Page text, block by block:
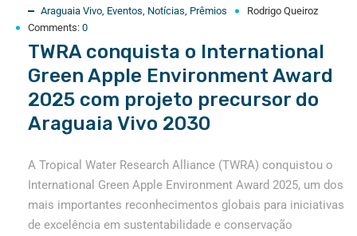
Araguaia Vivo, Eventos, Notícias, Prêmios
Rodrigo Queiroz
Comments: 0
TWRA conquista o International
Green Apple Environment Award
2025 com projeto precursor do
Araguaia Vivo 2030
A Tropical Water Research Alliance (TWRA) conquistou o
International Green Apple Environment Award 2025, um dos
mais importantes reconhecimentos globais para iniciativas
de excelência em sustentabilidade e conservação